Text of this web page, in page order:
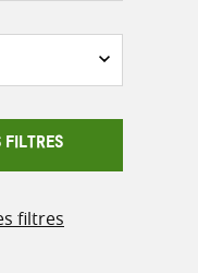
FILTRES
filtres